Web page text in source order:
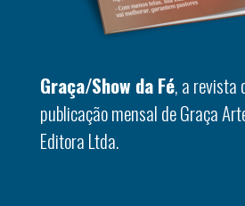
Graça/Show da Fé, a revista
publicação mensal de Graça
Editora Ltda.